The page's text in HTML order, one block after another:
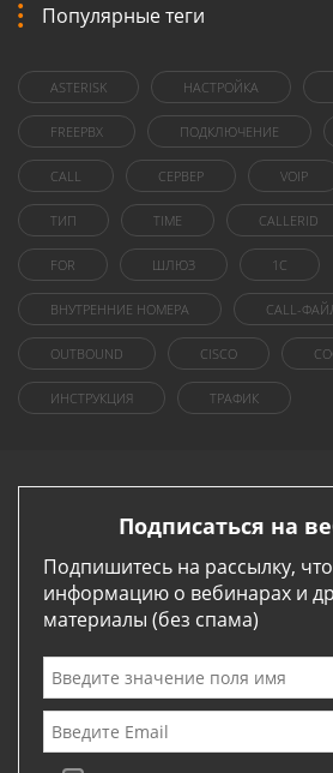
Популярные теги
ASTERISK НАСТРОЙКА
FREEPBX ПОДКЛЮЧЕНИЕ
CALL СЕРВЕР VOIP
ТИП TIME CALLERID
FOR ШЛЮЗ 1C
ВНУТРЕННИЕ НОМЕРА CALL-
OUTBOUND CISCO
ИНСТРУКЦИЯ ТРАФИК
Подписаться на
Подпишитесь на рассылку,
информацию о вебинарах и
материалы (без спама)